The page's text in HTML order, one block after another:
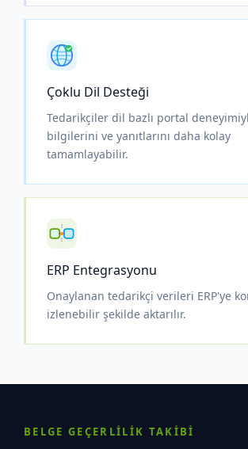
Çoklu Dil Desteği
Tedarikçiler dil bazlı portal
bilgilerini ve yanıtlarını daha kolay
tamamlayabilir.
ERP Entegrasyonu
Onaylanan tedarikçi verileri ERP'ye
izlenebilir şekilde aktarılır.
BELGE GEÇERLİLİK TAKİBİ